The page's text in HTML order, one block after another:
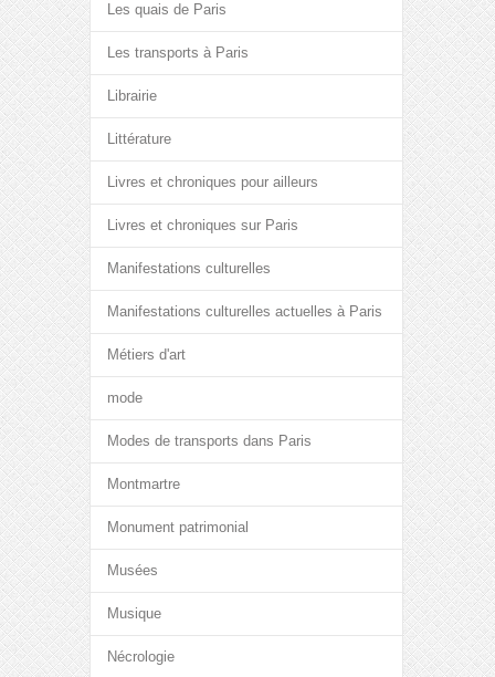
Les quais de Paris
Les transports à Paris
Librairie
Littérature
Livres et chroniques pour ailleurs
Livres et chroniques sur Paris
Manifestations culturelles
Manifestations culturelles actuelles à Paris
Métiers d'art
mode
Modes de transports dans Paris
Montmartre
Monument patrimonial
Musées
Musique
Nécrologie